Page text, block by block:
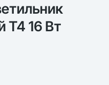
T4 16 Вт